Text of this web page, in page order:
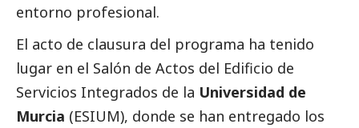
entorno profesional.
El acto de clausura del programa ha tenido
lugar en el Salón de Actos del Edificio de
Servicios Integrados de la Universidad de
Murcia (ESIUM), donde se han entregado los